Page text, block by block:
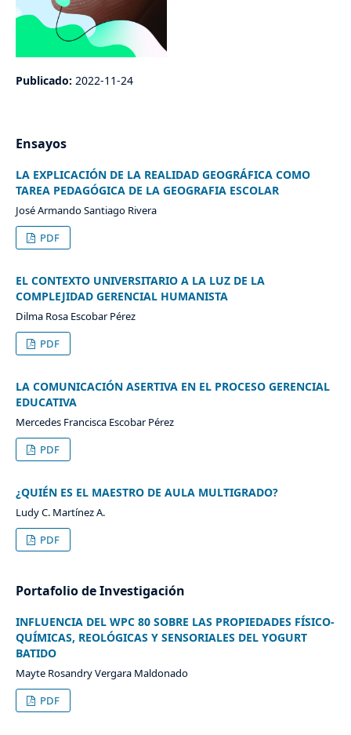
Publicado: 2022-11-24
Ensayos
LA EXPLICACIÓN DE LA REALIDAD GEOGRÁFICA COMO
TAREA PEDAGÓGICA DE LA GEOGRAFIA ESCOLAR
José Armando Santiago Rivera
PDF
EL CONTEXTO UNIVERSITARIO A LA LUZ DE LA
COMPLEJIDAD GERENCIAL HUMANISTA
Dilma Rosa Escobar Pérez
PDF
LA COMUNICACIÓN ASERTIVA EN EL PROCESO GERENCIAL
EDUCATIVA
Mercedes Francisca Escobar Pérez
PDF
¿QUIÉN ES EL MAESTRO DE AULA MULTIGRADO?
Ludy C. Martínez A.
PDF
Portafolio de Investigación
INFLUENCIA DEL WPC 80 SOBRE LAS PROPIEDADES FÍSICO-
QUÍMICAS, REOLÓGICAS Y SENSORIALES DEL YOGURT
BATIDO
Mayte Rosandry Vergara Maldonado
PDF